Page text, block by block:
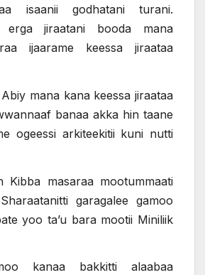
isaanii godhatani turani.
erga jiraatani booda mana
ijaarame keessa jiraataa
mana kana keessa jiraataa
banaa akka hin taane
ogeessi arkiteekitii kuni nutti
Kibba masaraa mootummaati
garagalee gamoo
yoo ta’u bara mootii Miniliik
kanaa bakkitti alaabaa